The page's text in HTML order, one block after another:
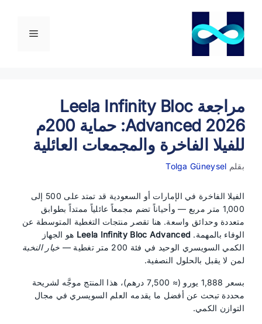
المحتوى
القائمة
مراجعة Leela Infinity Bloc
Advanced 2026: حماية 200م
للفيلا الفاخرة والمجمعات العائلية
بقلم Tolga Güneysel
الفيلا الفاخرة في الإمارات أو السعودية قد تمتد على 500 إلى
1,000 متر مربع — وأحياناً تضم مجمعاً عائلياً ممتداً بطوابق
متعددة وحدائق واسعة. هنا تقصر منتجات التغطية المتوسطة عن
الوفاء بالمهمة. Leela Infinity Bloc Advanced هو الجهاز
الكمي السويسري الوحيد في فئة 200 متر تغطية —
خيار النخبة
لمن لا يقبل بالحلول النصفية.
بسعر 1,888 يورو (≈ 7,500 درهم)، هذا المنتج موجَّه لشريحة
محددة تبحث عن أفضل ما يقدمه العلم السويسري في مجال
التوازن الكمي.